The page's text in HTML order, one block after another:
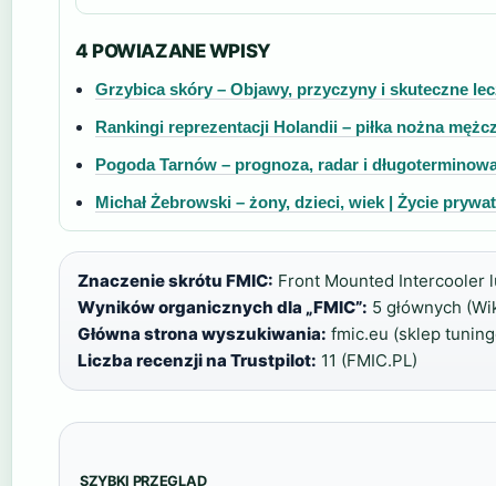
4 POWIAZANE WPISY
Grzybica skóry – Objawy, przyczyny i skuteczne
Rankingi reprezentacji Holandii – piłka nożna
Pogoda Tarnów – prognoza, radar i
Michał Żebrowski – żony, dzieci, wiek | Życie
Znaczenie skrótu FMIC: Front Mounted Intercooler
Wyników organicznych dla „FMIC”: 5 głównych
Główna strona wyszukiwania: fmic.eu (sklep
Liczba recenzji na Trustpilot: 11 (FMIC.PL)
SZYBKI PRZEGLĄD